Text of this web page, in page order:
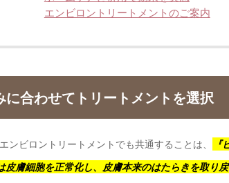
エンビロントリートメントのご案内
に合わせてトリートメントを選択
ンビロントリートメントでも共通することは、
皮膚細胞を正常化し、皮膚本来のはたらきを取り戻